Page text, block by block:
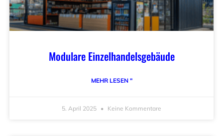
Modulare Einzelhandelsgebäude
MEHR LESEN "
5. April 2025 Keine Kommentare